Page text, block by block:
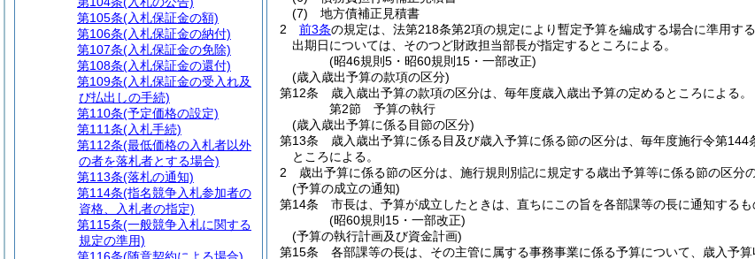
(7)
地方債補正見積書
2
前3条の規定は、法第218条第2項の規定により暫定予算を編成する場合に準用する
出期日については、そのつど財政担当部長が指定するところによる。
(昭46規則5・昭60規則15・一部改正)
(歳入歳出予算の款項の区分)
第12条
歳入歳出予算の款項の区分は、毎年度歳入歳出予算の定めるところによる。
第2節
予算の執行
(歳入歳出予算に係る目節の区分)
第13条
歳入歳出予算に係る目及び歳入予算に係る節の区分は、毎年度施行令第
ところによる。
2
歳出予算に係る節の区分は、施行規則別記に規定する歳出予算等に係る節の区分
(予算の成立の通知)
第14条
市長は、予算が成立したときは、直ちにこの旨を各部課等の長に通知するも
(昭60規則15・一部改正)
(予算の執行計画及び資金計画)
第15条
各部課等の長は、その主管に属する事務事業に係る予算について、歳入予
第105条(入札保証金の額)
第106条(入札保証金の納付)
第107条(入札保証金の免除)
第108条(入札保証金の還付)
第109条(入札保証金の受入れ及
び払出しの手続)
第110条(予定価格の設定)
第111条(入札手続)
第112条(最低価格の入札者以外
の者を落札者とする場合)
第113条(落札の通知)
第114条(指名競争入札参加者の
資格、入札者の指定)
第115条(一般競争入札に関する
規定の準用)